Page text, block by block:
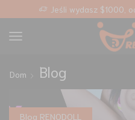
Dom Blog
Blog RENODOLL